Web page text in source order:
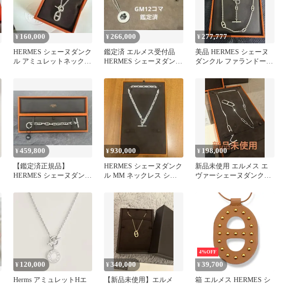
¥ 160,000
HERMES シェーヌダンク
ル アミュレットネックレ
¥ 266,000
鑑定済 エルメス受付品
HERMES シェーヌダンク
¥ 277,777
美品 HERMES シェーヌ
ダンクル ファランドール
¥459,800
【鑑定済正規品】
HERMES シェーヌダンク
ラ期】
¥930,000
HERMES シェーヌダンク
ル MM ネックレス シル
¥ 198,000
新品未使用 エルメス エ
ヴァーシェーヌダンクル
¥ 120,000
Herms アミュレットHエ
¥340,000
【新品未使用】エルメ
4%OFF
¥ 39,700
箱 エルメス HERMES シ